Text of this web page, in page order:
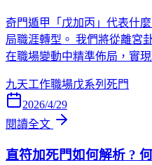
奇門遁甲「戊加丙」代表什
局職涯轉型。 我們將從離宮
在職場變動中精準佈局，實
九天工作職場戊系列 死門
2026/4/29
閱讀全文
直符加死門如何解析 ?